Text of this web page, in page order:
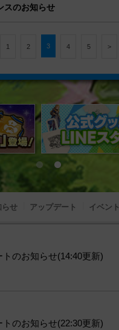
スのお知らせ
1 2 3 4 5 >
らせ アップデート イベント
のお知らせ(14:40更新)
のお知らせ(22:30更新)